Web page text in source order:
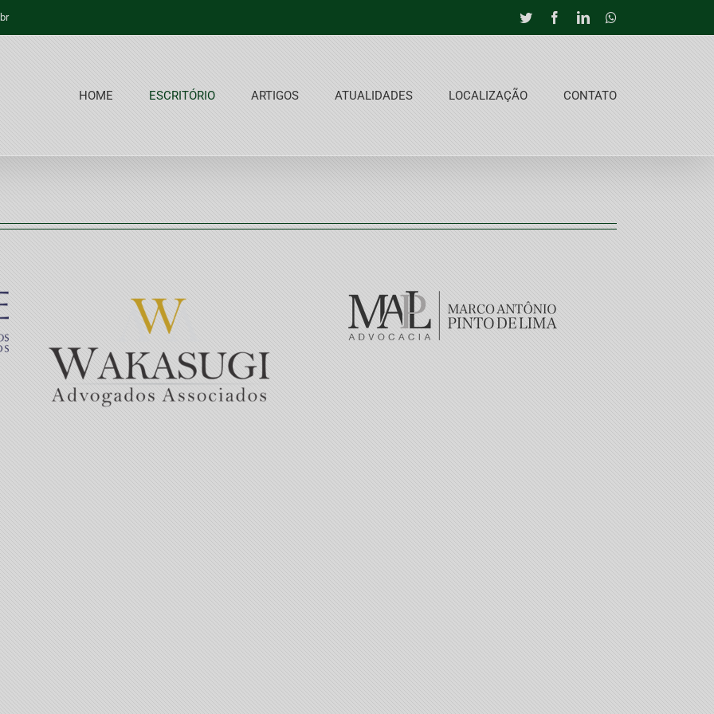
Twitter FacebookLinkedIn
HOME ESCRITÓRIO ARTIGOS ATUALIDADES LOCALIZAÇÃO CONTATO